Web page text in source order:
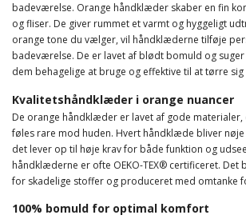
badeværelse. Orange håndklæder skaber en fin
og fliser. De giver rummet et varmt og hyggeligt
orange tone du vælger, vil håndklæderne tilføje
badeværelse. De er lavet af blødt bomuld og
dem behagelige at bruge og effektive til at tørre sig
Kvalitetshåndklæder i orange nuancer
De orange håndklæder er lavet af gode
føles rare mod huden. Hvert håndklæde bliver
det lever op til høje krav for både funktion og
håndklæderne er ofte OEKO-TEX® certificeret. Det
for skadelige stoffer og produceret med omtanke
100% bomuld for optimal komfort